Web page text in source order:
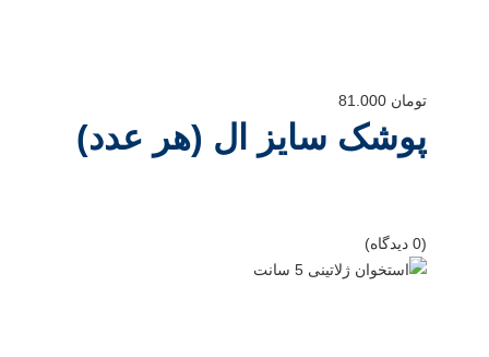
تومان
پوشک سایز ال (هر عدد)
(0 دیدگاه)